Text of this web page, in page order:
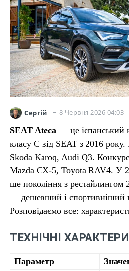
Сергій 8 Червня 2026 04:03
SEAT Ateca — це іспанський
класу C від SEAT з 2016
Skoda Karoq, Audi Q3.
Mazda CX-5, Toyota RAV4. У
ше покоління з рестайлингом
— дешевший і спортивніший
Розповідаємо все:
ТЕХНІЧНІ
Параметр